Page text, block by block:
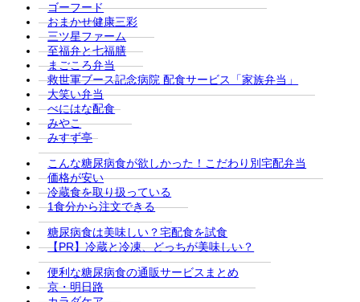
ゴーフード
おまかせ健康三彩
三ツ星ファーム
至福弁と七福膳
まごころ弁当
救世軍ブース記念病院 配食サービス「家族弁当」
大笑い弁当
べにはな配食
みやこ
みすず亭
こんな糖尿病食が欲しかった！こだわり別宅配弁当
価格が安い
冷蔵食を取り扱っている
1食分から注文できる
糖尿病食は美味しい？宅配食を試食
【PR】冷蔵と冷凍、どっちが美味しい？
便利な糖尿病食の通販サービスまとめ
京・明日路